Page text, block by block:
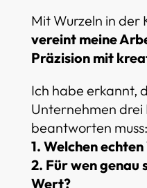
Mit Wurzeln in
vereint meine
Präzision mit
Ich habe erkannt,
Unternehmen
beantworten muss:
1. Welchen
2. Für wen genau
Wert?